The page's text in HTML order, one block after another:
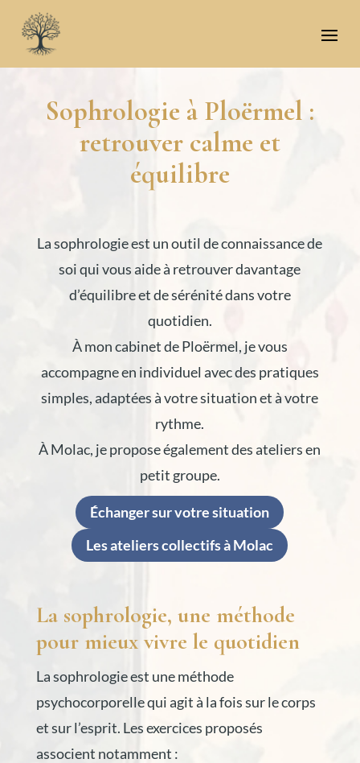
Sophrologie à Ploërmel :
retrouver calme et
équilibre
La sophrologie est un outil de connaissance de
soi qui vous aide à retrouver davantage
d’équilibre et de sérénité dans votre
quotidien.
À mon cabinet de Ploërmel, je vous
accompagne en individuel avec des pratiques
simples, adaptées à votre situation et à votre
rythme.
À Molac, je propose également des ateliers en
petit groupe.
Échanger sur votre situation
Les ateliers collectifs à Molac
La sophrologie, une méthode
pour mieux vivre le quotidien
La sophrologie est une méthode
psychocorporelle qui agit à la fois sur le corps
et sur l’esprit. Les exercices proposés
associent notamment :